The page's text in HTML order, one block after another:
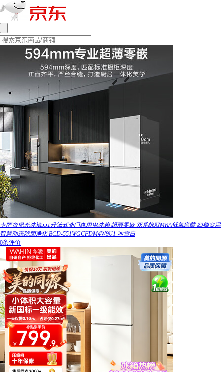
卡萨帝揽光冰箱551升法式多门家用电冰箱 超薄零嵌 双系统双MRA低氧窖藏 四档变温
智慧动态除菌净化 BCD-551WGCFDM4W9U1 冰雪白
0条评价